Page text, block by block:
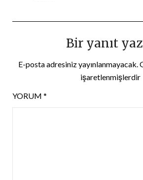
Bir yanıt
E-posta adresiniz yayınlanmayacak.
işaretlenmişlerdir
YORUM *